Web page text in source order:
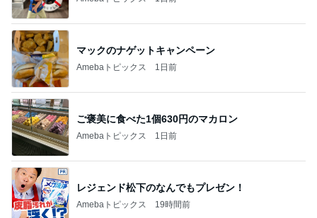
マックのナゲットキャンペーン
Amebaトピックス 1日前
ご褒美に食べた1個630円のマカロン
Amebaトピックス 1日前
レジェンド松下のなんでもプレゼン！
Amebaトピックス 19時間前